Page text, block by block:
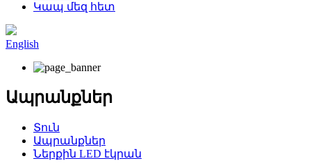
Կապ մեզ հետ
English
Ապրանքներ
Տուն
Ապրանքներ
Ներքին LED էկրան